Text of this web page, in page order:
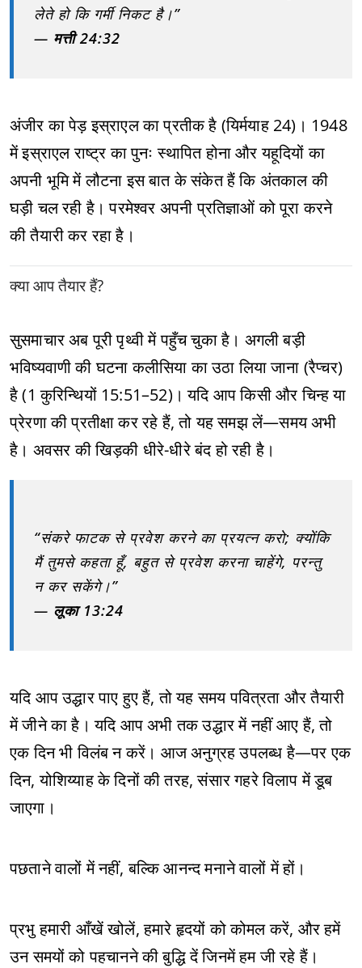
लेते हो कि गर्मी निकट है।”
— मत्ती 24:32
अंजीर का पेड़ इस्राएल का प्रतीक है (यिर्मयाह 24)। 1948
में इस्राएल राष्ट्र का पुनः स्थापित होना और यहूदियों का
अपनी भूमि में लौटना इस बात के संकेत हैं कि अंतकाल की
घड़ी चल रही है। परमेश्वर अपनी प्रतिज्ञाओं को पूरा करने
की तैयारी कर रहा है।
क्या आप तैयार हैं?
सुसमाचार अब पूरी पृथ्वी में पहुँच चुका है। अगली बड़ी
भविष्यवाणी की घटना कलीसिया का उठा लिया जाना (रैप्चर)
है (1 कुरिन्थियों 15:51–52)। यदि आप किसी और चिन्ह या
प्रेरणा की प्रतीक्षा कर रहे हैं, तो यह समझ लें—समय अभी
है। अवसर की खिड़की धीरे-धीरे बंद हो रही है।
“संकरे फाटक से प्रवेश करने का प्रयत्न करो; क्योंकि
मैं तुमसे कहता हूँ, बहुत से प्रवेश करना चाहेंगे, परन्तु
न कर सकेंगे।”
— लूका 13:24
यदि आप उद्धार पाए हुए हैं, तो यह समय पवित्रता और तैयारी
में जीने का है। यदि आप अभी तक उद्धार में नहीं आए हैं, तो
एक दिन भी विलंब न करें। आज अनुग्रह उपलब्ध है—पर एक
दिन, योशिय्याह के दिनों की तरह, संसार गहरे विलाप में डूब
जाएगा।
पछताने वालों में नहीं, बल्कि आनन्द मनाने वालों में हों।
प्रभु हमारी आँखें खोलें, हमारे हृदयों को कोमल करें, और हमें
उन समयों को पहचानने की बुद्धि दें जिनमें हम जी रहे हैं।